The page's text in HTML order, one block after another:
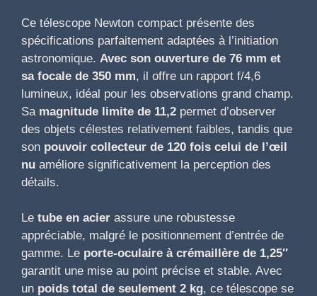
Ce télescope Newton compact présente des
spécifications parfaitement adaptées à l’initiation
astronomique. Avec son ouverture de 76 mm et
sa focale de 350 mm, il offre un rapport f/4,6
lumineux, idéal pour les observations grand champ.
Sa magnitude limite de 11,2 permet d’observer
des objets célestes relativement faibles, tandis que
son pouvoir collecteur de 120 fois celui de l’œil
nu améliore significativement la perception des
détails.
Le tube en acier assure une robustesse
appréciable, malgré le positionnement d’entrée de
gamme. Le porte-oculaire à crémaillère de 1,25″
garantit une mise au point précise et stable. Avec
un poids total de seulement 2 kg, ce télescope se